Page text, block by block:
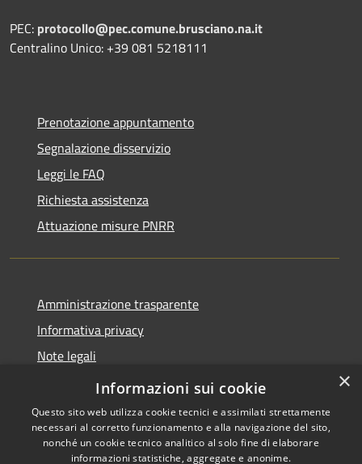
PEC: protocollo@pec.comune.brusciano.na.it
Centralino Unico: +39 081 5218111
Prenotazione appuntamento
Segnalazione disservizio
Leggi le FAQ
Richiesta assistenza
Attuazione misure PNRR
Amministrazione trasparente
Informativa privacy
Note legali
Dichiarazione di accessibilità
×
Informazioni sui cookie
Questo sito web utilizza cookie tecnici e assimilati strettamente
necessari al corretto funzionamento e alla navigazione del sito,
nonché un cookie tecnico analitico al solo fine di elaborare
informazioni statistiche, aggregate e anonime.